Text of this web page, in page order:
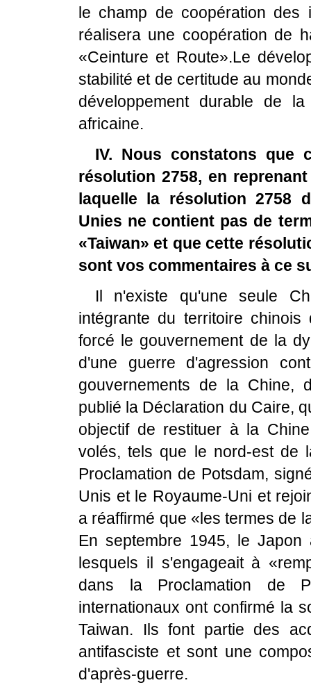
le champ de coopération
réalisera une coopération de
«Ceinture et Route».Le
stabilité et de certitude au
développement durable de
africaine.
IV. Nous constatons que
résolution 2758, en
laquelle la résolution 2758
Unies ne contient pas de
«Taiwan» et que cette
sont vos commentaires à ce
Il n'existe qu'une seule
intégrante du territoire
forcé le gouvernement de la
d'une guerre d'agression
gouvernements de la Chine,
publié la Déclaration du Caire,
objectif de restituer à la
volés, tels que le nord-est de
Proclamation de Potsdam,
Unis et le Royaume-Uni et
a réaffirmé que «les termes de
En septembre 1945, le
lesquels il s'engageait à
dans la Proclamation de
internationaux ont confirmé la
Taiwan. Ils font partie des
antifasciste et sont une
d'après-guerre.